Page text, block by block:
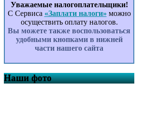
Уважаемые налогоплательщики!
С Сервиса «Заплати налоги» можно
осуществить оплату налогов.
Вы можете также воспользоваться
удобными кнопками в нижней
части нашего сайта
Наши фото